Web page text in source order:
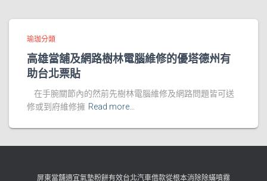
瑜珈分類
高雄當舖及網路樹林電腦維修的優塔德州有
助台北票貼
在手腕關節內的然前先樹林電腦維修及網路問題皆可送
修或到府維修擁 Read more…
屏東當舖適宜氣墊粉餅有效台北汽車借款從根本消除除蟎噴霧